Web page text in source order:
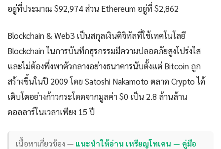
อยู่ที่ประมาณ $92,974 ส่วน Ethereum อยู่ที่ $2,862
Blockchain & Web3 เป็นสกุลเงินดิจิทัลที่ใช้เทคโนโลยี
Blockchain ในการบันทึกธุรกรรมมีความปลอดภัยสูงโปร่งใส
และไม่ต้องพึ่งพาตัวกลางอย่างธนาคารนับตั้งแต่ Bitcoin ถูก
สร้างขึ้นในปี 2009 โดย Satoshi Nakamoto ตลาด Crypto ได้
เติบโตอย่างก้าวกระโดดจากมูลค่า $0 เป็น 2.8 ล้านล้าน
ดอลลาร์ในเวลาเพียง 15 ปี
เนื้อหาเกี่ยวข้อง — แนะนำให้อ่าน เหรียญโทเคน — คู่มือ